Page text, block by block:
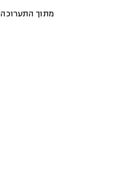
מתוך התערוכה